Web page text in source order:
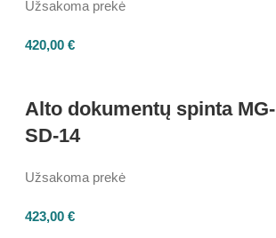
Užsakoma prekė
420,00 €
Alto dokumentų spinta MG-
SD-14
Užsakoma prekė
423,00 €